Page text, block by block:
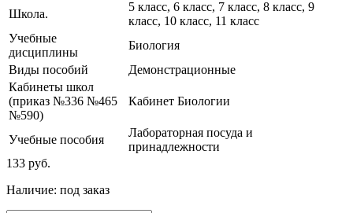
Школа.
5 класс, 6 класс, 7 класс, 8 класс, 9
класс, 10 класс, 11 класс
Учебные
дисциплины
Биология
Виды пособий
Демонстрационные
Кабинеты школ
(приказ №336 №465
№590)
Кабинет Биологии
Учебные пособия
Лабораторная посуда и
принадлежности
133 руб.
Наличие: под заказ